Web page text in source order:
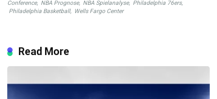
Conference, NBA Prognose, NBA Spielanalyse, Philadelphia 76ers,
Philadelphia Basketball, Wells Fargo Center
Read More